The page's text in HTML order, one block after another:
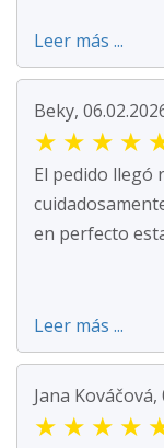
Leer más ...
Beky,
★ ★ ★ ★
El pedido llegó
en perfecto
Leer más ...
Jana Kováčová,
★ ★ ★ ★